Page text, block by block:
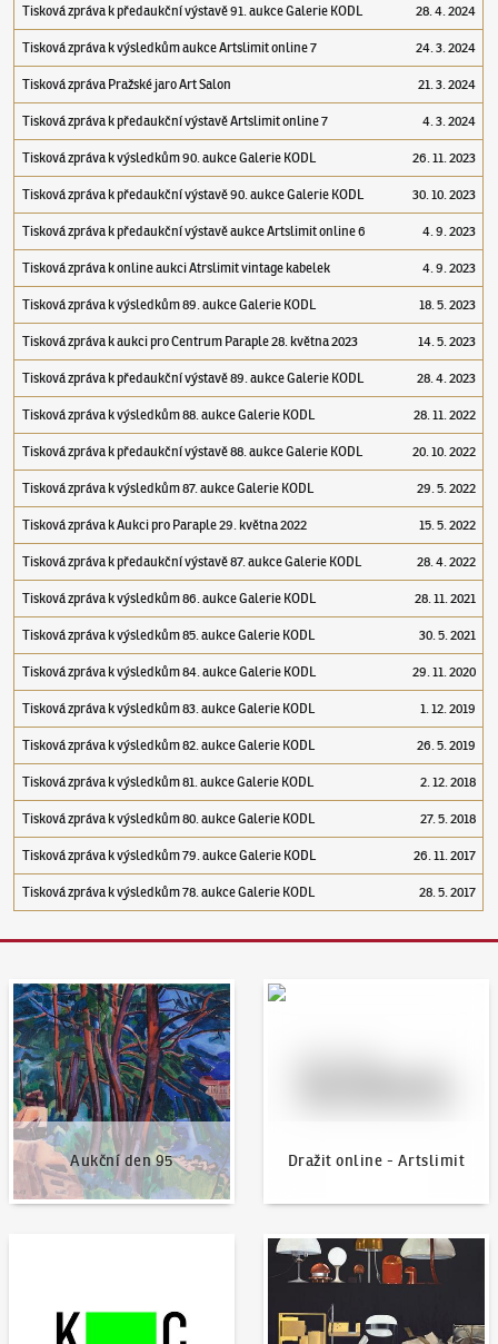
Tisková zpráva k předaukční výstavě 91. aukce Galerie KODL 28. 4. 2024
Tisková zpráva k výsledkům aukce Artslimit online 7 24. 3. 2024
Tisková zpráva Pražské jaro Art Salon 21. 3. 2024
Tisková zpráva k předaukční výstavě Artslimit online 7 4. 3. 2024
Tisková zpráva k výsledkům 90. aukce Galerie KODL 26. 11. 2023
Tisková zpráva k předaukční výstavě 90. aukce Galerie KODL 30. 10. 2023
Tisková zpráva k předaukční výstavě aukce Artslimit online 6 4. 9. 2023
Tisková zpráva k online aukci Atrslimit vintage kabelek 4. 9. 2023
Tisková zpráva k výsledkům 89. aukce Galerie KODL 18. 5. 2023
Tisková zpráva k aukci pro Centrum Paraple 28. května 2023 14. 5. 2023
Tisková zpráva k předaukční výstavě 89. aukce Galerie KODL 28. 4. 2023
Tisková zpráva k výsledkům 88. aukce Galerie KODL 28. 11. 2022
Tisková zpráva k předaukční výstavě 88. aukce Galerie KODL 20. 10. 2022
Tisková zpráva k výsledkům 87. aukce Galerie KODL 29. 5. 2022
Tisková zpráva k Aukci pro Paraple 29. května 2022 15. 5. 2022
Tisková zpráva k předaukční výstavě 87. aukce Galerie KODL 28. 4. 2022
Tisková zpráva k výsledkům 86. aukce Galerie KODL 28. 11. 2021
Tisková zpráva k výsledkům 85. aukce Galerie KODL 30. 5. 2021
Tisková zpráva k výsledkům 84. aukce Galerie KODL 29. 11. 2020
Tisková zpráva k výsledkům 83. aukce Galerie KODL 1. 12. 2019
Tisková zpráva k výsledkům 82. aukce Galerie KODL 26. 5. 2019
Tisková zpráva k výsledkům 81. aukce Galerie KODL 2. 12. 2018
Tisková zpráva k výsledkům 80. aukce Galerie KODL 27. 5. 2018
Tisková zpráva k výsledkům 79. aukce Galerie KODL 26. 11. 2017
Tisková zpráva k výsledkům 78. aukce Galerie KODL 28. 5. 2017
Aukční den 95
Aukční den 95
Dražit online - Artslimit
Dražit online - Artslimit
Aktuality